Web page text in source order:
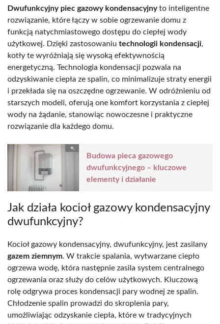
Dwufunkcyjny piec gazowy kondensacyjnyto inteligentne
rozwiązanie, które łączy w sobie ogrzewanie domu z
funkcją natychmiastowego dostępu do ciepłej wody
użytkowej. Dzięki zastosowaniu technologii kondensacji,
kotły te wyróżniają się wysoką efektywnością
energetyczną. Technologia kondensacji pozwala na
odzyskiwanie ciepła ze spalin, co minimalizuje straty energii
i przekłada się na oszczędne ogrzewanie. W odróżnieniu od
starszych modeli, oferują one komfort korzystania z ciepłej
wody na żądanie, stanowiąc nowoczesne i praktyczne
rozwiązanie dla każdego domu.
Budowa pieca gazowego
dwufunkcyjnego – kluczowe
elementy i działanie
Jak działa kocioł gazowy kondensacyjny
dwufunkcyjny?
Kocioł gazowy kondensacyjny, dwufunkcyjny, jest zasilany
gazem ziemnym. W trakcie spalania, wytwarzane ciepło
ogrzewa wodę, która następnie zasila system centralnego
ogrzewania oraz służy do celów użytkowych. Kluczową
rolę odgrywa proces kondensacji pary wodnej ze spalin.
Chłodzenie spalin prowadzi do skroplenia pary,
umożliwiając odzyskanie ciepła, które w tradycyjnych